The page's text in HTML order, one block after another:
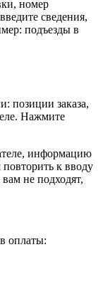
номер
сведения,
подъезды в
позиции заказа,
Нажмите
информацию
к вводу
не подходят,
оплаты: